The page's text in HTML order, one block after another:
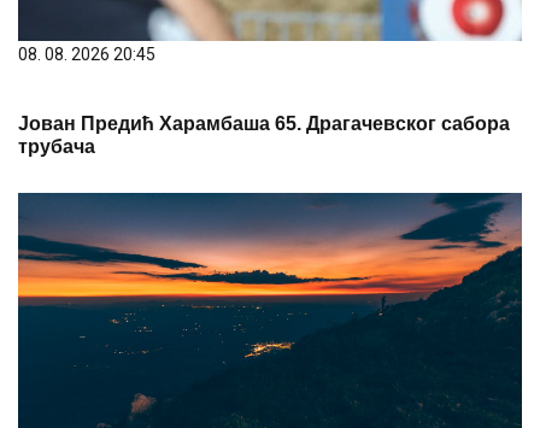
08. 08. 2026 20:45
Јован Предић Харамбаша 65. Драгачевског сабора
трубача